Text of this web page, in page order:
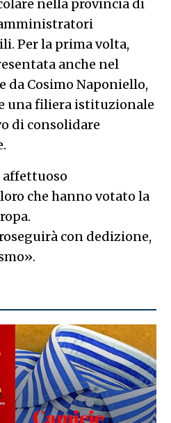
nella provincia di
Per la prima volta,
anche nel
da Cosimo Naponiello,
una filiera istituzionale
di consolidare
affettuoso
che hanno votato la
con dedizione,